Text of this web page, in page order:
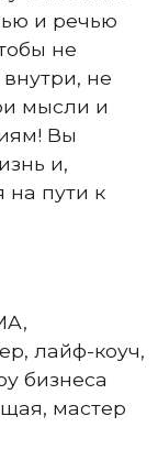
и речью
не
не
мысли и
Вы
и,
на пути к
лайф-коуч,
бизнеса
мастер